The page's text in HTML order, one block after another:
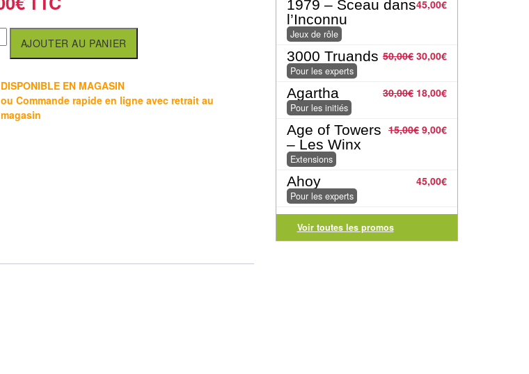
AJOUTER AU PANIER
DISPONIBLE EN MAGASIN
ou Commande rapide en ligne avec retrait au
magasin
45,00€
1979 – Sceau dans
l’Inconnu
Jeux de rôle
50,00€ 30,00€
3000 Truands
Pour les experts
30,00€ 18,00€
Agartha
Pour les initiés
15,00€ 9,00€
Age of Towers
– Les Winx
Extensions
45,00€
Ahoy
Pour les experts
Voir toutes les promos